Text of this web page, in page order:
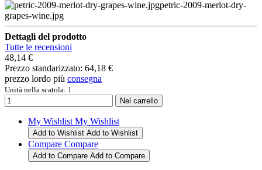
petric-2009-merlot-dry-
grapes-wine.jpg
Dettagli del prodotto
Tutte le recensioni
48,14 €
Prezzo standarizzato: 64,18 €
prezzo lordo più consegna
Unità nella scatola: 1
My Wishlist My Wishlist
Add to Wishlist Add to Wishlist
Compare Compare
Add to Compare Add to Compare